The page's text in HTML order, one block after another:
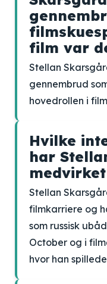
film var
Stellan
gennembrud
hovedrollen i
Hvilke
har
Stellan
filmkarriere og
som russisk
October og i
hvor han